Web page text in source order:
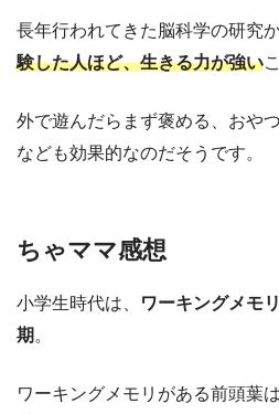
長年行われてきた脳科学の研究か
験した人ほど、生きる力が強い
外で遊んだらまず褒める、おや
なども効果的なのだそうです。
ちゃママ感想
小学生時代は、
ワーキングメモ
期 。
ワーキングメモリがある前頭葉は